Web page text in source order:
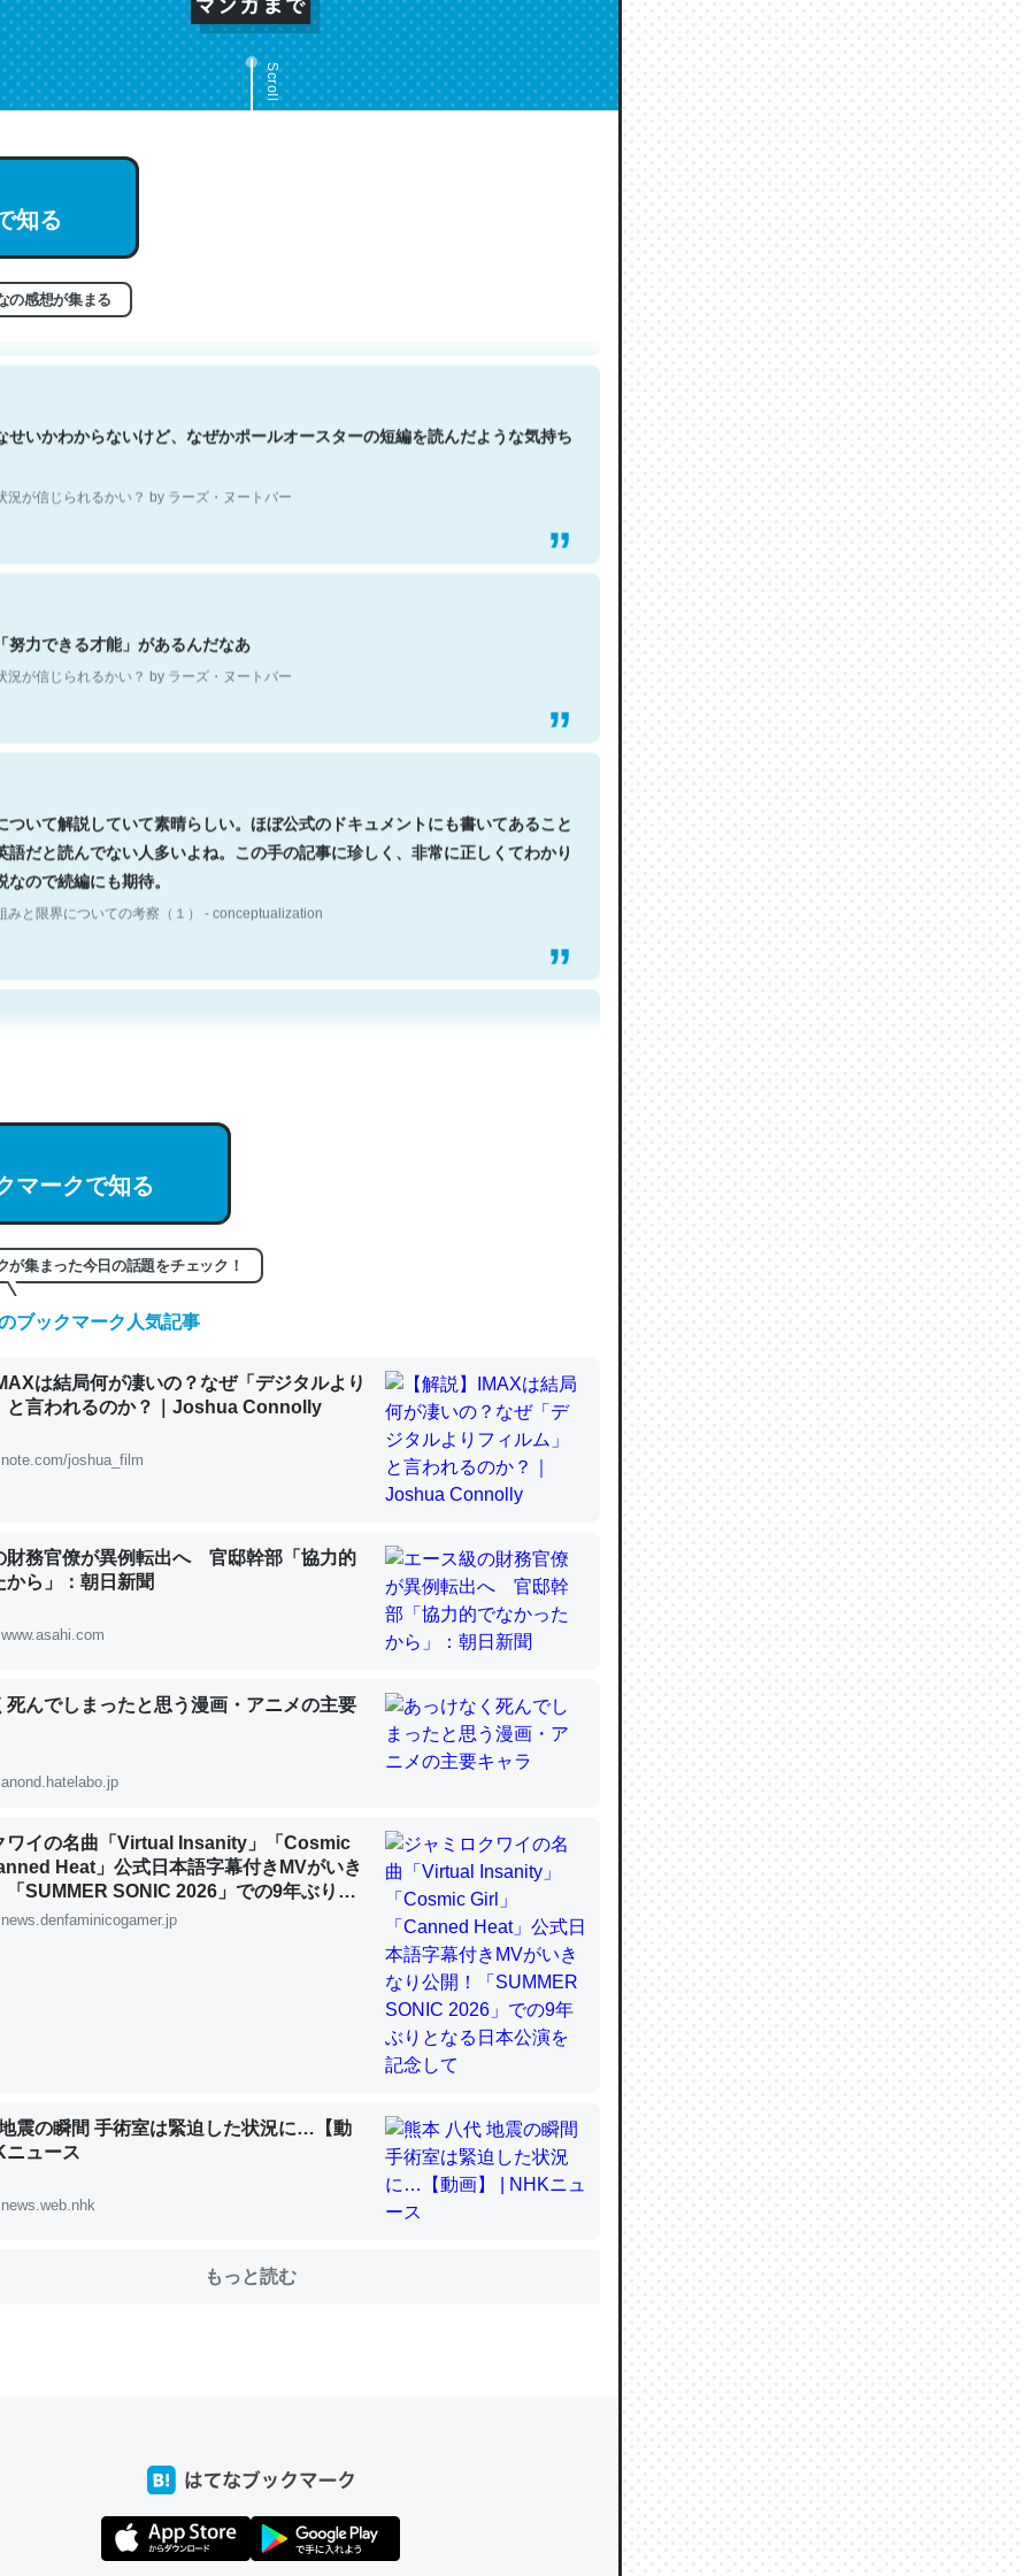
Scroll
知る
の感想が集まる
自分はこの流れ好き。Let’s Fucking Go. Then Covid hit. Shit.
況が信じられるかい？ by ラーズ・ヌートバー
せいかわからないけど、なぜかポールオースターの短編を読んだような気持ち
況が信じられるかい？ by ラーズ・ヌートバー
努力できる才能」があるんだなあ
況が信じられるかい？ by ラーズ・ヌートバー
ついて解説していて素晴らしい。ほぼ公式のドキュメントにも書いてあること
語だと読んでない人多いよね。この手の記事に珍しく、非常に正しくてわかり
なので続編にも期待。
みと限界についての考察（１） - conceptualization
の仕組み、特に「トークン」について解説してる記事が少ないので貴重
回収されないけど、短期記憶というには多い分量。進化すればするほど分かり
なりそう
みと限界についての考察（１） - conceptualization
ルシウム少ないのか。知らんかった。調べたらコオロギのカルシウム分はエビ
て面白い。海にいる鋏角類（カブトガニ・ウミグモ）はカルシウムを使わずキ
【研究発表】昆虫学の大問題＝「昆虫はなぜ海にいないのか」に関する新仮説
考えるとカルシウムを大量に使う脊椎動物と貝類は苦労してるんだな…。腹足
【研究発表】昆虫学の大問題＝「昆虫はなぜ海にいないのか」に関する新仮説
を実家に置いて４年。でたまに覗いてる。ぼちぼちRingも置こうかと画策
Googleマップで位置情報を共有してる。電池残量や充電中かが分かるのでこ
するくらいだった遠方の父67歳と僕。ITツール導入でコミュニケーションが劇的に変化し
するくらいだった遠方の父67歳と僕。ITツール導入でコミュニケーションが劇的に変化し
マークで知る
が集まった今日の話題をチェック！
ブックマーク人気記事
は結局何が凄いの？なぜ「デジタルより
と言われるのか？｜Joshua Connolly
note.com/joshua_film
財務官僚が異例転出へ 官邸幹部「協力的
から」：朝日新聞
www.asahi.com
死んでしまったと思う漫画・アニメの主要
anond.hatelabo.jp
ワイの名曲「Virtual Insanity」「Cosmic
Heat」公式日本語字幕付きMVがいき
「SUMMER SONIC 2026」での9年ぶりと
演を記念して
news.denfaminicogamer.jp
震の瞬間 手術室は緊迫した状況に…【動
ニュース
news.web.nhk
もっと読む